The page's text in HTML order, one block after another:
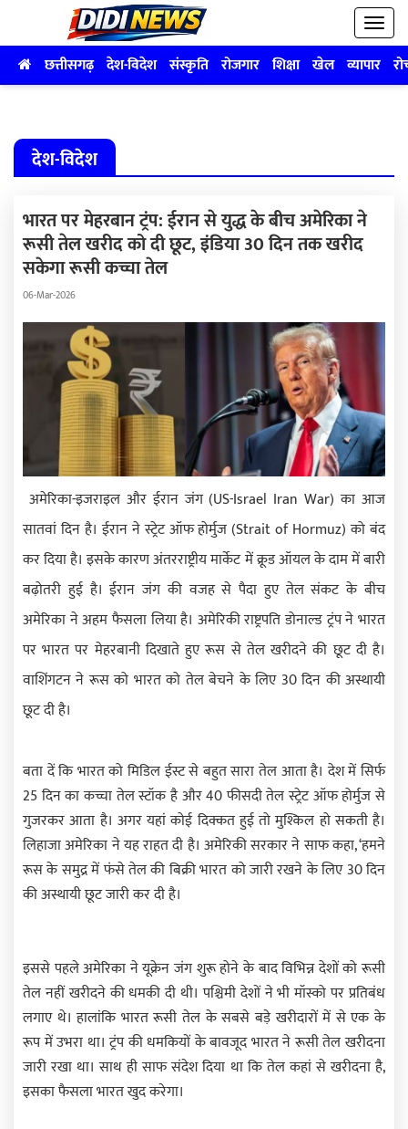
छत्तीसगढ़ देश-विदेश संस्कृति रोजगार शिक्षा खेल व्यापार
देश-विदेश
भारत पर मेहरबान ट्रंप: ईरान से युद्ध के बीच अमेरिका ने
रूसी तेल खरीद को दी छूट, इंडिया 30 दिन तक खरीद
सकेगा रूसी कच्चा तेल
06-Mar-2026
अमेरिका-इजराइल और ईरान जंग (US-Israel Iran War) का आज
सातवां दिन है। ईरान ने स्ट्रेट ऑफ होर्मुज (Strait of Hormuz) को बंद
कर दिया है। इसके कारण अंतरराष्ट्रीय मार्केट में क्रूड ऑयल के दाम में बारी
बढ़ोतरी हुई है। ईरान जंग की वजह से पैदा हुए तेल संकट के बीच
अमेरिका ने अहम फैसला लिया है। अमेरिकी राष्ट्रपति डोनाल्ड ट्रंप ने भारत
पर भारत पर मेहरबानी दिखाते हुए रूस से तेल खरीदने की छूट दी है।
वाशिंगटन ने रूस को भारत को तेल बेचने के लिए 30 दिन की अस्थायी
छूट दी है।
बता दें कि भारत को मिडिल ईस्ट से बहुत सारा तेल आता है। देश में सिर्फ
25 दिन का कच्चा तेल स्टॉक है और 40 फीसदी तेल स्ट्रेट ऑफ होर्मुज से
गुजरकर आता है। अगर यहां कोई दिक्कत हुई तो मुश्किल हो सकती है।
लिहाजा अमेरिका ने यह राहत दी है। अमेरिकी सरकार ने साफ कहा, ‘हमने
रूस के समुद्र में फंसे तेल की बिक्री भारत को जारी रखने के लिए 30 दिन
की अस्थायी छूट जारी कर दी है।
इससे पहले अमेरिका ने यूक्रेन जंग शुरू होने के बाद विभिन्न देशों को रूसी
तेल नहीं खरीदने की धमकी दी थी। पश्चिमी देशों ने भी मॉस्को पर प्रतिबंध
लगाए थे। हालांकि भारत रूसी तेल के सबसे बड़े खरीदारों में से एक के
रूप में उभरा था। ट्रंप की धमकियों के बावजूद भारत ने रूसी तेल खरीदना
जारी रखा था। साथ ही साफ संदेश दिया था कि तेल कहां से खरीदना है,
इसका फैसला भारत खुद करेगा।